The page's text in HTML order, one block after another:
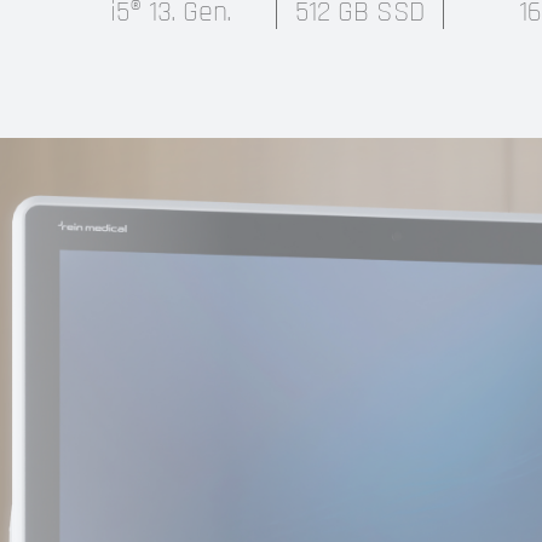
i5® 13. Gen. 512 GB SSD